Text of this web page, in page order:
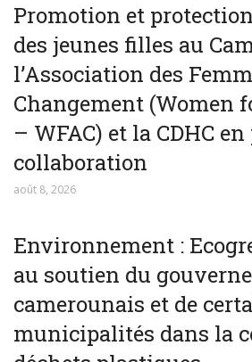
Promotion et
des jeunes filles au
l’Association des
Changement (Women
– WFAC) et la CDHC
collaboration
août 8, 2026
Environnement :
au soutien du
camerounais et de
municipalités dans la